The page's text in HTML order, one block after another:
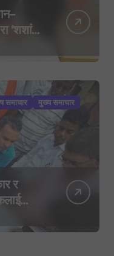
‘शशांक
समाचार
मुख्य समाचार
र